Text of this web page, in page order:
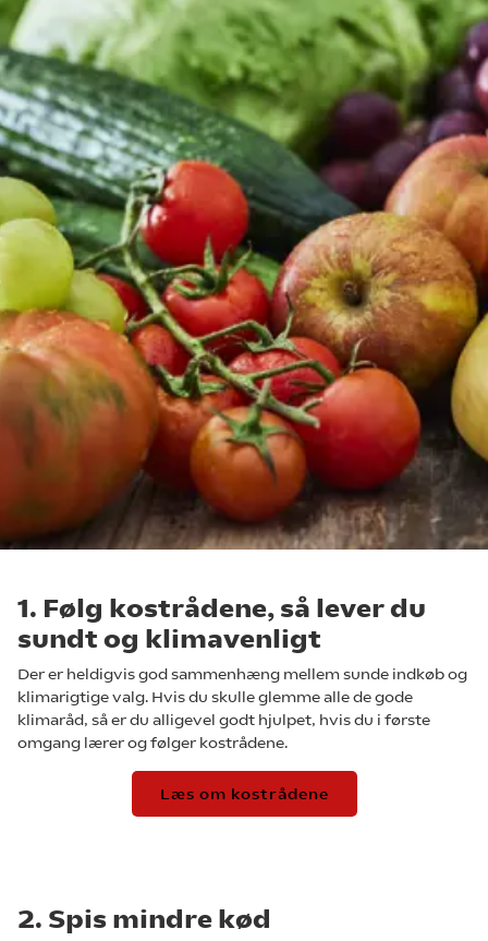
1. Følg kostrådene, så lever du
sundt og klimavenligt
Der er heldigvis god sammenhæng mellem sunde indkøb og
klimarigtige valg. Hvis du skulle glemme alle de gode
klimaråd, så er du alligevel godt hjulpet, hvis du i første
omgang lærer og følger kostrådene.
Læs om kostrådene
2. Spis mindre kød